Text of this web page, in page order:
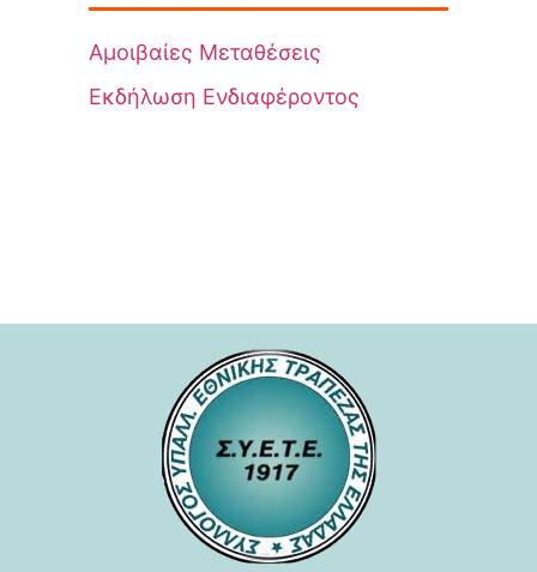
Αμοιβαίες Μεταθέσεις
Εκδήλωση Ενδιαφέροντος